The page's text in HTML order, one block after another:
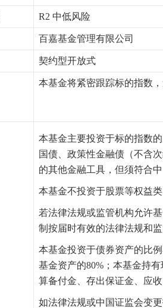
R2 中低风险
百嘉基金管理有限公司
契约型开放式
本基金将紧密跟踪标的指数
本基金主要投资于标的指数
国债、政策性金融债（不含
的其他金融工具，但须符合
本基金不投资于股票等权益
若法律法规或监管机构允许
制按届时有效的法律法规和
本基金投资于债券资产的比
基金资产的80%；本基金持
算备付金、存出保证金、应
如法律法规或中国证监会变